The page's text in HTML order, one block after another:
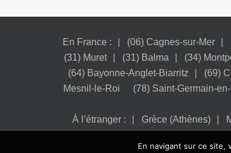
En France : (06) Cagnes-sur-Mer
(31) Muret
(31) Balma (34)
(64) Bayonne-Anglet-Biarritz
(69)
Mesnil-le-Roi
(78) Saint-Germain-
À l’étranger :
Grèce (Athènes)
En navigant sur ce site,